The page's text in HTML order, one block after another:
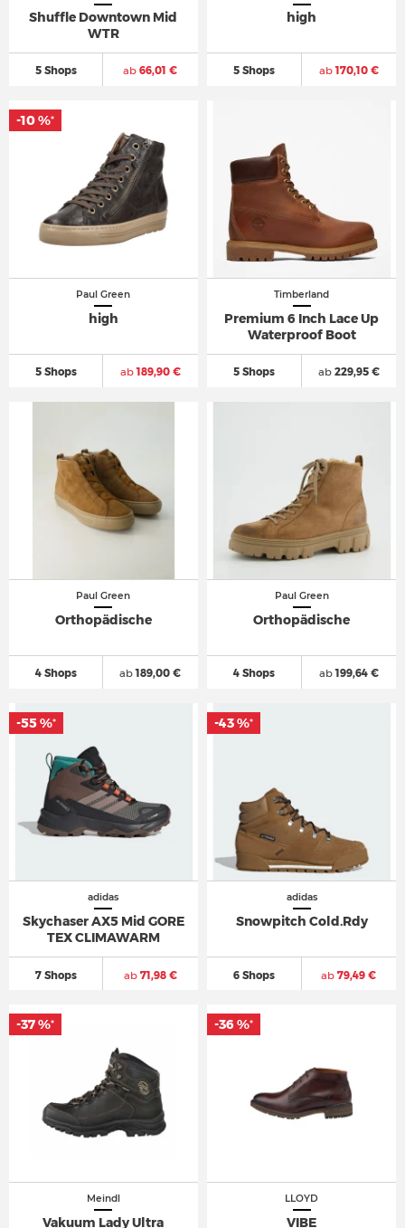
Shuffle Downtown Mid
WTR
5 Shops ab 66,01 €
high
5 Shops ab170,10 €
Paul Green
high
5 Shops ab189,90 €
-10 %*
Timberland
Premium 6 Inch Lace Up
Waterproof Boot
5 Shops ab229,95 €
Paul Green
Orthopädische
4 Shops ab189,00 €
Paul Green
Orthopädische
4 Shops ab199,64 €
adidas
Skychaser AX5 Mid GORE
TEX CLIMAWARM
7 Shops ab71,98 €
-55 %*
adidas
Snowpitch Cold.Rdy
6 Shops ab 79,49 €
-43 %*
Meindl
Vakuum Lady Ultra
-37 %*
LLOYD
VIBE
-36 %*